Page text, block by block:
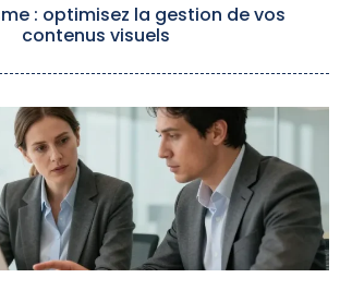
: optimisez la gestion de vos
contenus visuels